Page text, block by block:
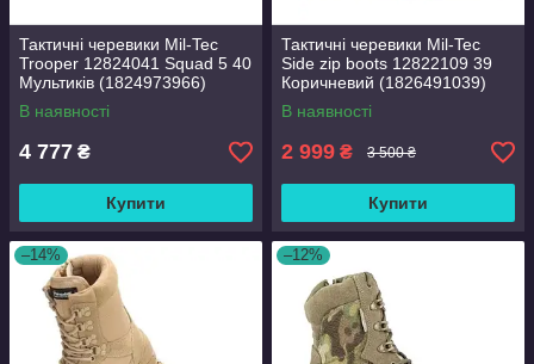
Тактичні черевики Mil-Tec
Trooper 12824041 Squad 5 40
Мультиків (1824973966)
В наявності
4 777 ₴
Купити
Тактичні черевики Mil-Tec
Side zip boots 12822109 39
Коричневий (1826491039)
В наявності
2 999 ₴ 3 500 ₴
Купити
–14% –12%